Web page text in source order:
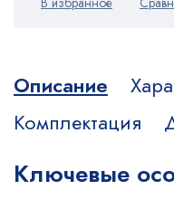
Описание
Комплектация
Ключевые